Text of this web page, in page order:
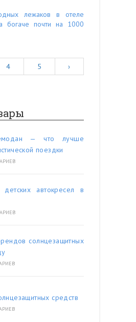
лежаков в отеле
богаче почти на 1000
4 5
›
— что лучше
поездки
автокресел в
солнцезащитных
средств